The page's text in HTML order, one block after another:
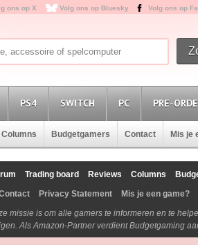
ons op X Volg ons op Bluesky Volg ons op
PS4 SWITCH PC PRE-
Columns Budgetgamers Contact Mis je
Trading board Reviews Columns
Privacy Statement Mis je een game?
missie is om alle gamers te informeren en te
Als Amazon-Partner verdient Budgetgaming